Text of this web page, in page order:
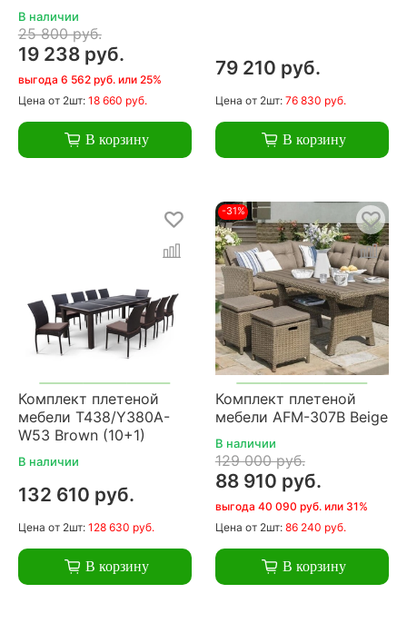
В наличии
25 800 руб.
19 238 руб.
выгода 6 562 руб. или 25%
Цена от 2шт: 18 660 руб.
В корзину
79 210 руб.
Цена от 2шт: 76 830 руб.
В корзину
Комплект плетеной
мебели T438/Y380A-
W53 Brown (10+1)
В наличии
132 610 руб.
Цена от 2шт: 128 630 руб.
В корзину
-31%
Комплект плетеной
мебели AFM-307B Beige
В наличии
129 000 руб.
88 910 руб.
выгода 40 090 руб. или 31%
Цена от 2шт: 86 240 руб.
В корзину